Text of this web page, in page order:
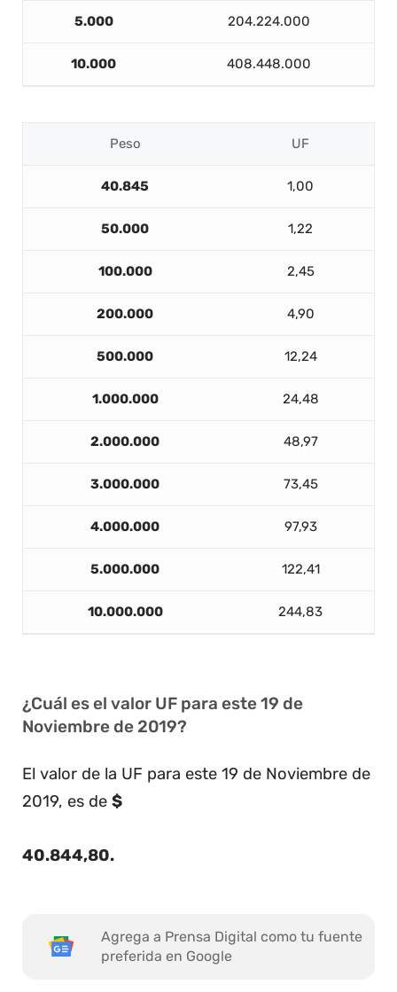
5.000 204.224.000
10.000 408.448.000
Peso UF
40.845 1,00
50.000 1,22
100.000 2,45
200.000 4,90
500.000 12,24
1.000.000 24,48
2.000.000 48,97
3.000.000 73,45
4.000.000 97,93
5.000.000 122,41
10.000.000 244,83
¿Cuál es el valor UF para este 19 de
Noviembre de 2019?
El valor de la UF para este 19 de Noviembre de
2019, es de $
40.844,80.
Agrega a Prensa Digital como tu fuente
preferida en Google